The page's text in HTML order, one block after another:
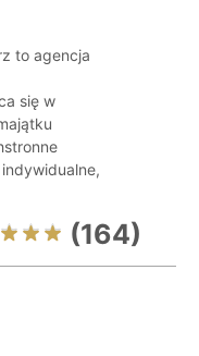
to agencja
się w
(164)